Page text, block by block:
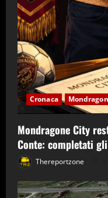
Cronaca
Mondragone City
Conte: completati
Thereportzone